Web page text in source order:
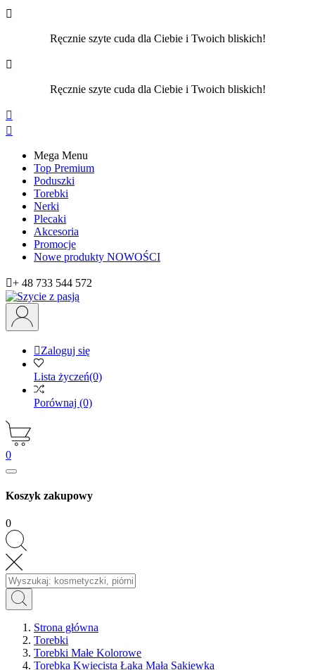

Ręcznie szyte cuda dla Ciebie i Twoich bliskich!

Ręcznie szyte cuda dla Ciebie i Twoich bliskich!


Mega Menu
Top Premium
Poduszki
Torebki
Nerki
Plecaki
Akcesoria
Promocje
Nowe produkty NOWOŚCI
+ 48 733 544 572
Zaloguj się
Lista życzeń(0)
Porównaj (0)
0
Koszyk zakupowy
0
Strona główna
Torebki
Torebki Małe Kolorowe
Torebka Kwiecista Łąka Mała Sakiewka